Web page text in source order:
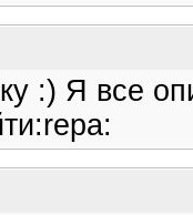
:) Я все